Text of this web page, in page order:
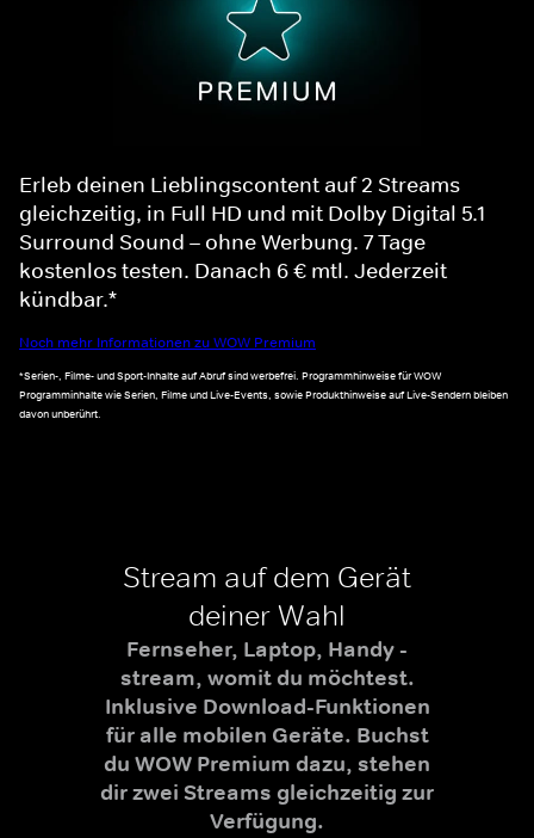
Erleb deinen Lieblingscontent auf 2 Streams
gleichzeitig, in Full HD und mit Dolby Digital 5.1
Surround Sound – ohne Werbung. 7 Tage
kostenlos testen. Danach 6 € mtl. Jederzeit
kündbar.*
Noch mehr Informationen zu WOW Premium
*Serien-, Filme- und Sport-Inhalte auf Abruf sind werbefrei. Programmhinweise für WOW
Programminhalte wie Serien, Filme und Live-Events, sowie Produkthinweise auf Live-Sendern bleiben
davon unberührt.
Stream auf dem Gerät
deiner Wahl
Fernseher, Laptop, Handy -
stream, womit du möchtest.
Inklusive Download-Funktionen
für alle mobilen Geräte. Buchst
du WOW Premium dazu, stehen
dir zwei Streams gleichzeitig zur
Verfügung.